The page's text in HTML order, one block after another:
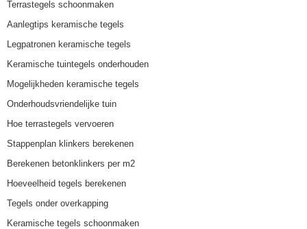
Terrastegels schoonmaken
Aanlegtips keramische tegels
Legpatronen keramische tegels
Keramische tuintegels onderhouden
Mogelijkheden keramische tegels
Onderhoudsvriendelijke tuin
Hoe terrastegels vervoeren
Stappenplan klinkers berekenen
Berekenen betonklinkers per m2
Hoeveelheid tegels berekenen
Tegels onder overkapping
Keramische tegels schoonmaken